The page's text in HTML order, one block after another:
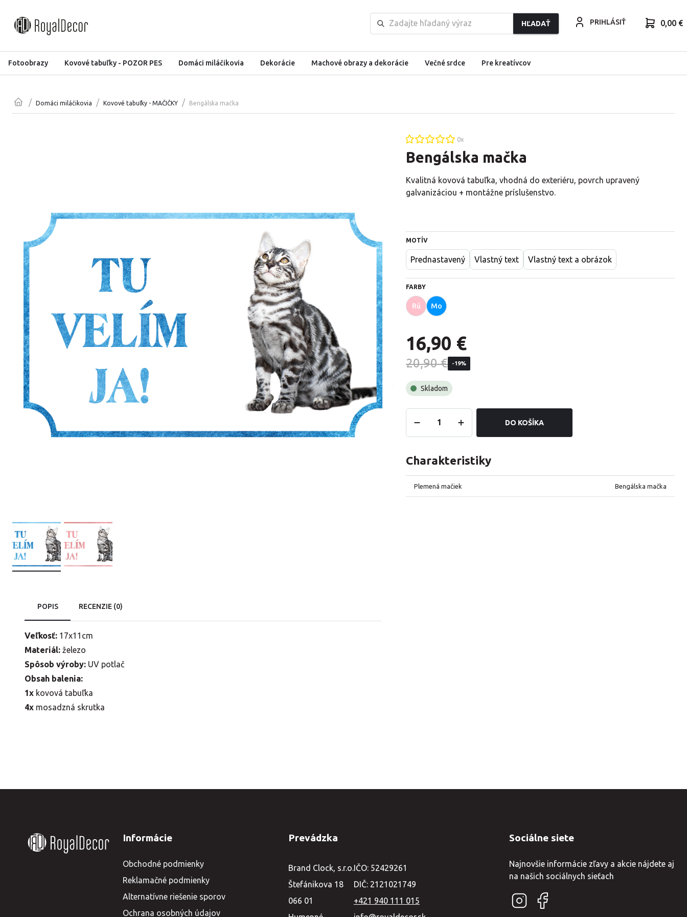
HĽADAŤ PRIHLÁSIŤ 0,00 €
Fotoobrazy Kovové tabuľky - POZOR PES Domáci miláčikovia Dekorácie Machové obrazy a dekorácie Večné srdce Pre kreatívcov
/ Domáci miláčikovia / Kovové tabuľky - MAČIČKY / Bengálska mačka
POPIS RECENZIE (0)
Veľkosť: 17x11cm
Materiál: železo
Spôsob výroby: UV potlač
Obsah balenia:
1x kovová tabuľka
4x mosadzná skrutka
0x
Bengálska mačka
Kvalitná kovová tabuľka, vhodná do exteriéru, povrch upravený
galvanizáciou + montážne príslušenstvo.
MOTÍV
Prednastavený Vlastný text Vlastný text a obrázok
FARBY
Rú Mo
16,90 €
20,90 € -19%
Skladom
DO KOŠÍKA
Charakteristiky
Plemená mačiek Bengálska mačka
Informácie
Obchodné podmienky
Reklamačné podmienky
Alternatívne riešenie sporov
Ochrana osobných údajov
Prevádzka
Brand Clock, s.r.o.
Štefánikova 18
066 01
IČO: 52429261
DIČ: 2121021749
+421 940 111 015
Sociálne siete
Najnovšie informácie zľavy a akcie nájdete aj
na našich sociálnych sieťach